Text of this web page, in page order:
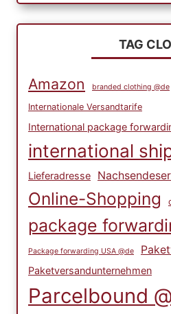
TAG
Amazon branded clothing @de
Internationale Versandtarife
International package
international
Lieferadresse
Online-Shopping
package
Package forwarding USA @de
Paketversandunternehmen
Parcelbound